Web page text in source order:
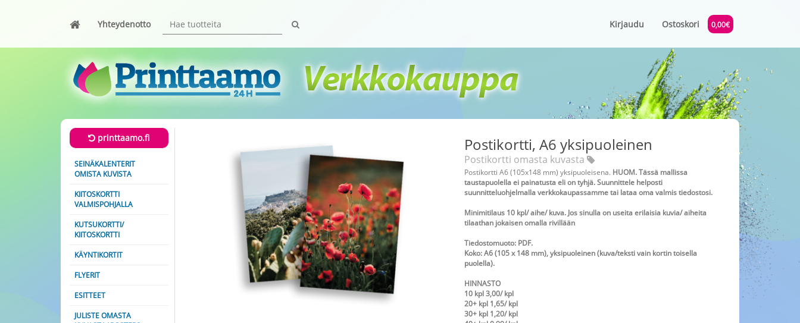
Yhteydenotto Kirjaudu Ostoskori 0,00€
printtaamo.fi
SEINÄKALENTERIT
OMISTA KUVISTA
KIITOSKORTTI
VALMISPOHJALLA
KUTSUKORTTI/
KIITOSKORTTI
KÄYNTIKORTIT
FLYERIT
ESITTEET
JULISTE OMASTA
Postikortti, A6 yksipuoleinen
Postikortti omasta kuvasta
Postikortti A6 (105x148 mm) yksipuoleisena. HUOM. Tässä mallissa
taustapuolella ei painatusta eli on tyhjä.Suunnittele helposti
suunnitteluohjelmalla verkkokaupassamme tai lataa oma valmis tiedostosi.
Minimitilaus 10 kpl/ aihe/ kuva. Jos sinulla on useita erilaisia kuvia/ aiheita
tilaathan jokaisen omalla rivillään
Tiedostomuoto: PDF.
Koko: A6 (105 x 148 mm), yksipuoleinen (kuva/teksti vain kortin toisella
puolella).
HINNASTO
10 kpl 3,00/ kpl
20+ kpl 1,65/ kpl
30+ kpl 1,20/ kpl